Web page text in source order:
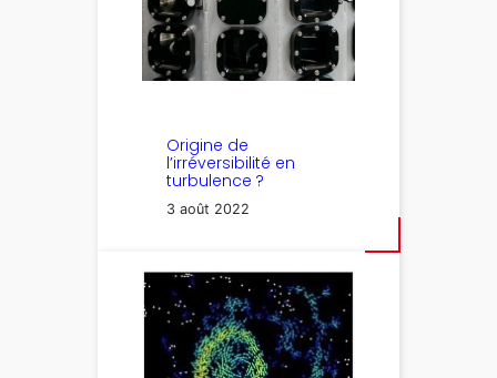
Origine de
l’irréversibilité en
turbulence ?
3 août 2022